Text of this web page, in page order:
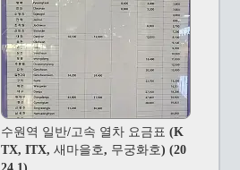
수원역 일반/고속 열차 요금표 (K
TX, ITX, 새마을호, 무궁화호) (20